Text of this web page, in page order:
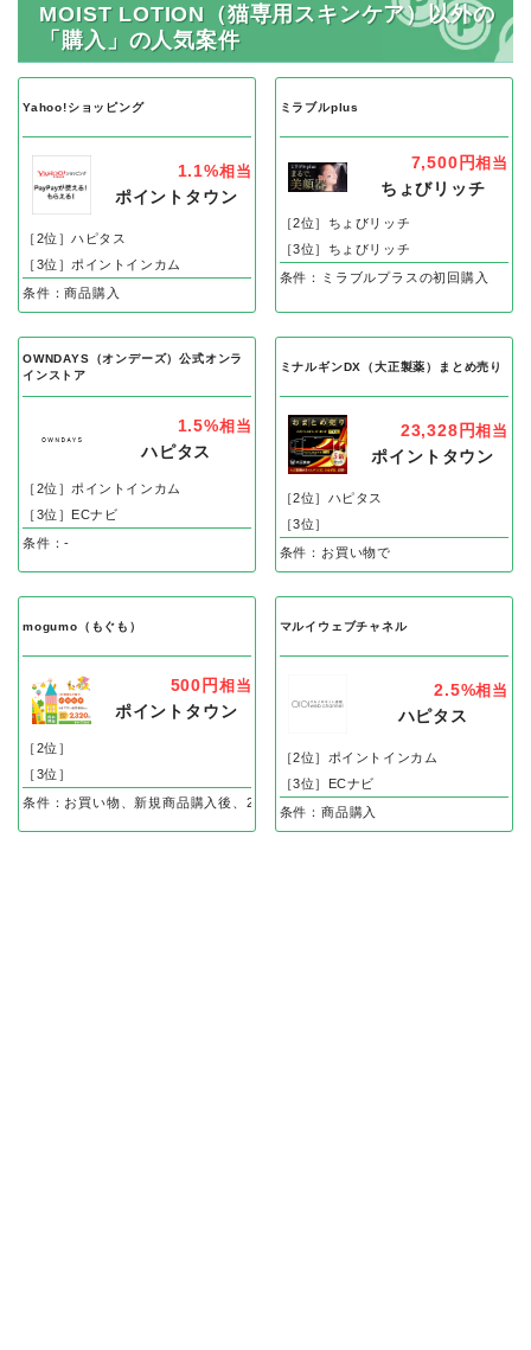
MOIST LOTION（猫専用スキンケア）以外の
「購入」の人気案件
Yahoo!ショッピング
1.1%相当
ポイントタウン
［2位］ハピタス
［3位］ポイントインカム
条件：商品購入
ミラブルplus
7,500円相当
ちょびリッチ
［2位］ちょびリッチ
［3位］ちょびリッチ
条件：ミラブルプラスの初回購入
OWNDAYS（オンデーズ）公式オンラ
インストア
1.5%相当
ハピタス
［2位］ポイントインカム
［3位］ECナビ
条件：-
ミナルギンDX（大正製薬）まとめ売り
23,328円相当
ポイントタウン
［2位］ハピタス
［3位］
条件：お買い物で
mogumo（もぐも）
500円 相当
ポイントタウン
［2位］
［3位］
条件：お買い物、新規商品購入後、2回目のお届け完了で
マルイウェブチャネル
2.5%相当
ハピタス
［2位］ポイントインカム
［3位］ECナビ
条件：商品購入